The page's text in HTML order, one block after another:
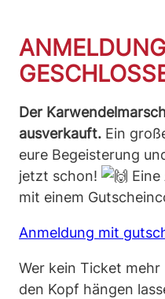
Der
ausverkauft. Ein
eure Begeisterung
jetzt schon!
mit einem
Anmeldung mit
Wer kein Ticket
den Kopf hängen